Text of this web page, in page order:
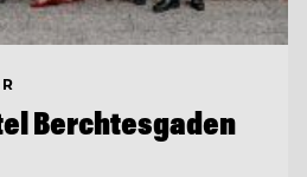
Berchtesgaden